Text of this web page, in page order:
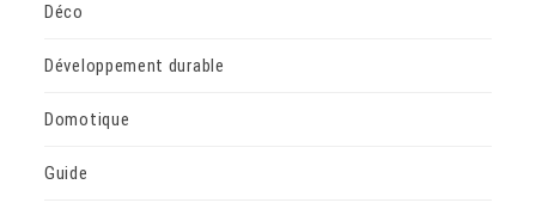
Déco
Développement durable
Domotique
Guide